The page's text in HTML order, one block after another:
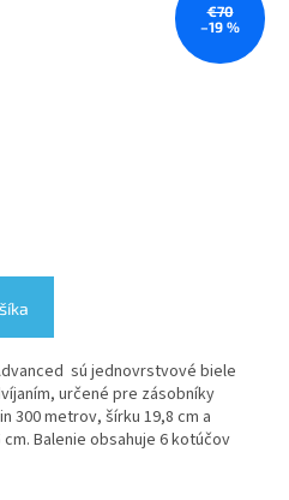
€70
–19 %
sú jednovrstvové biele
určené pre zásobníky
300 metrov, šírku 19,8 cm a
Balenie obsahuje 6 kotúčov